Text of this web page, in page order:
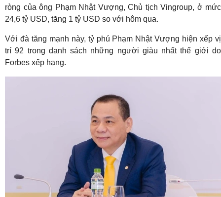
ròng của ông Phạm Nhật Vượng, Chủ tịch Vingroup, ở mức
24,6 tỷ USD, tăng 1 tỷ USD so với hôm qua.
Với đà tăng mạnh này, tỷ phú Phạm Nhật Vượng hiện xếp vị
trí 92 trong danh sách những người giàu nhất thế giới do
Forbes xếp hạng.